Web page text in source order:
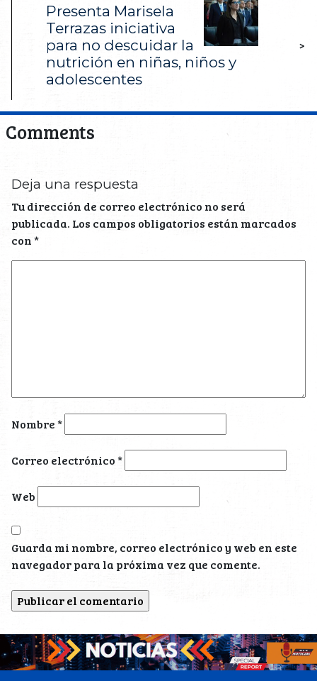
Presenta Marisela
Terrazas iniciativa
para no descuidar la
nutrición en niñas, niños y
adolescentes
>
Comments
Deja una respuesta
Tu dirección de correo electrónico no será
publicada. Los campos obligatorios están marcados
con*
Nombre*
Correo electrónico*
Web
Guarda mi nombre, correo electrónico y web en este
navegador para la próxima vez que comente.